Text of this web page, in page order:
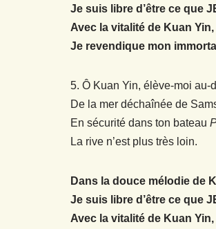
Je suis libre d’être ce que
Avec la vitalité de Kuan Yin,
Je revendique mon
5. Ô Kuan Yin, élève-moi au-
De la mer déchaînée de
En sécurité dans ton bateau
La rive n’est plus très loin.
Dans la douce mélodie de
Je suis libre d’être ce que
Avec la vitalité de Kuan Yin,